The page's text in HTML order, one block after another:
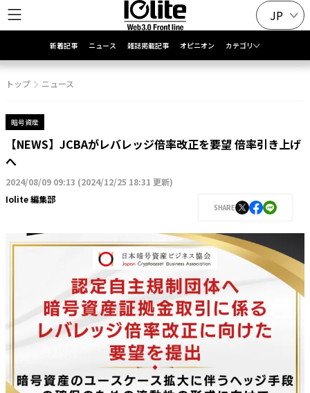
JP
新着記事 ニュース 雑誌掲載記事 オピニオン カテゴリ
トップ ニュース
暗号資産
【NEWS】JCBAがレバレッジ倍率改正を要望 倍率引き上げ
へ
2024/08/09 09:13 (2024/12/25 18:31 更新)
Iolite 編集部
SHARE